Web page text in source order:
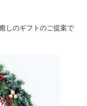
しのギフトのご提案で